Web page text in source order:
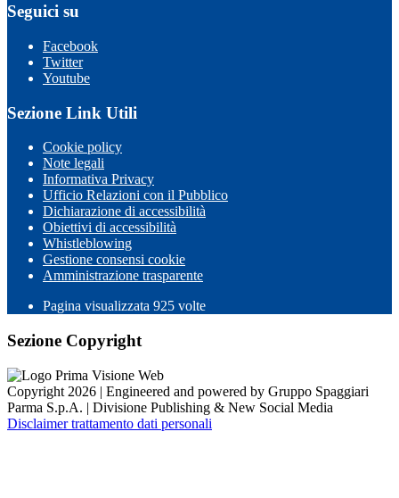
Seguici su
Facebook
Twitter
Youtube
Sezione Link Utili
Cookie policy
Note legali
Informativa Privacy
Ufficio Relazioni con il Pubblico
Dichiarazione di accessibilità
Obiettivi di accessibilità
Whistleblowing
Gestione consensi cookie
Amministrazione trasparente
Pagina visualizzata 925 volte
Sezione Copyright
Copyright 2026 | Engineered and powered by Gruppo Spaggiari
Parma S.p.A. | Divisione Publishing & New Social Media
Disclaimer trattamento dati personali